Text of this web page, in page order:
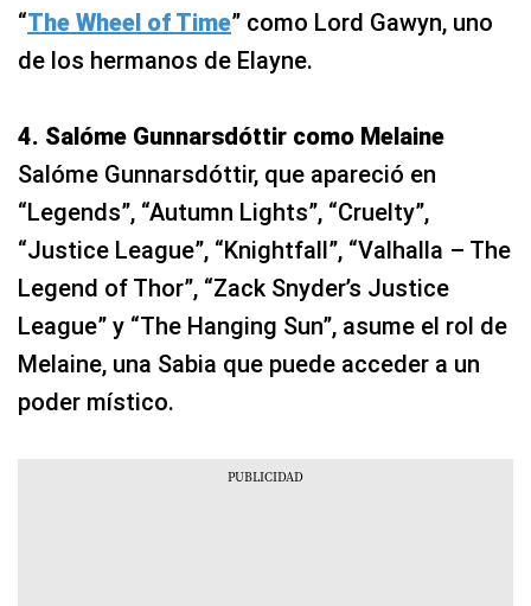
“The Wheel of Time” como Lord Gawyn, uno
de los hermanos de Elayne.
4. Salóme Gunnarsdóttir como Melaine
Salóme Gunnarsdóttir, que apareció en
“Legends”, “Autumn Lights”, “Cruelty”,
“Justice League”, “Knightfall”, “Valhalla – The
Legend of Thor”, “Zack Snyder’s Justice
League” y “The Hanging Sun”, asume el rol de
Melaine, una Sabia que puede acceder a un
poder místico.